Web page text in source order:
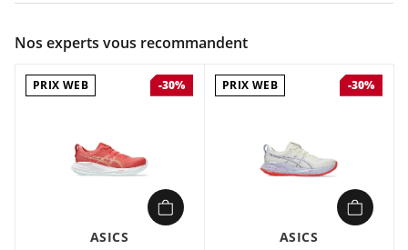
mousse (éthylène-acétate de vinyle / autres mousses
techniques), 10% caoutchouc
en vente à prix attractif chez Sport 2000
Nos experts vous recommandent
PRIX WEB -30%
ASICS
PRIX WEB -30%
ASICS